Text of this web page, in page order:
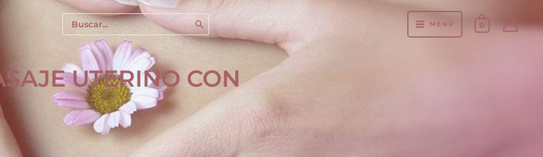
Buscar
por:
MENÚ 0
UTERINO CON